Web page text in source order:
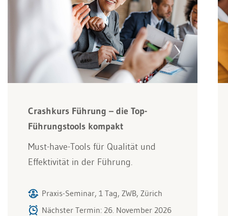
Crashkurs Führung – die Top-
Führungstools kompakt
Must-have-Tools für Qualität und
Effektivität in der Führung.
Praxis-Seminar, 1 Tag, ZWB, Zürich
Nächster Termin: 26. November 2026